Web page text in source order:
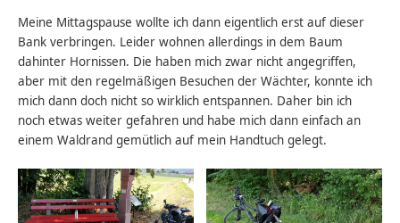
Meine Mittagspause wollte ich dann eigentlich erst auf dieser
Bank verbringen. Leider wohnen allerdings in dem Baum
dahinter Hornissen. Die haben mich zwar nicht angegriffen,
aber mit den regelmäßigen Besuchen der Wächter, konnte ich
mich dann doch nicht so wirklich entspannen. Daher bin ich
noch etwas weiter gefahren und habe mich dann einfach an
einem Waldrand gemütlich auf mein Handtuch gelegt.